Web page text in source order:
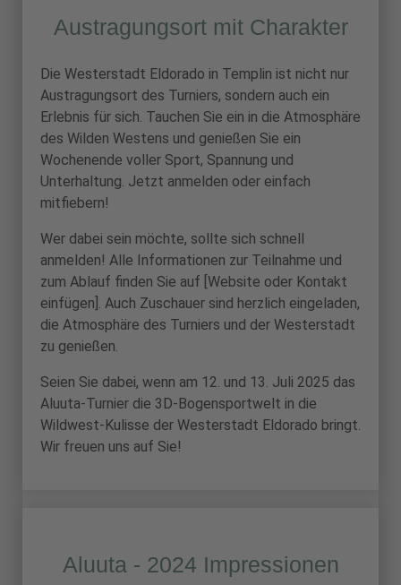
Austragungsort mit Charakter
Die Westerstadt Eldorado in Templin ist nicht nur
Austragungsort des Turniers, sondern auch ein
Erlebnis für sich. Tauchen Sie ein in die Atmosphäre
des Wilden Westens und genießen Sie ein
Wochenende voller Sport, Spannung und
Unterhaltung. Jetzt anmelden oder einfach
mitfiebern!
Wer dabei sein möchte, sollte sich schnell
anmelden! Alle Informationen zur Teilnahme und
zum Ablauf finden Sie auf [Website oder Kontakt
einfügen]. Auch Zuschauer sind herzlich eingeladen,
die Atmosphäre des Turniers und der Westerstadt
zu genießen.
Seien Sie dabei, wenn am 12. und 13. Juli 2025 das
Aluuta-Turnier die 3D-Bogensportwelt in die
Wildwest-Kulisse der Westerstadt Eldorado bringt.
Wir freuen uns auf Sie!
Aluuta - 2024 Impressionen